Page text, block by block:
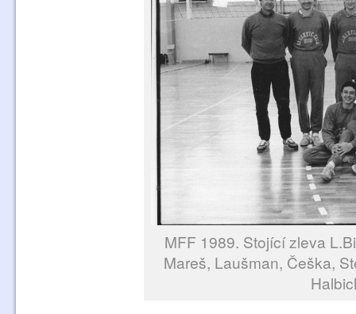
MFF 1989. Stojící zleva
Mareš, Laušman, Češka,